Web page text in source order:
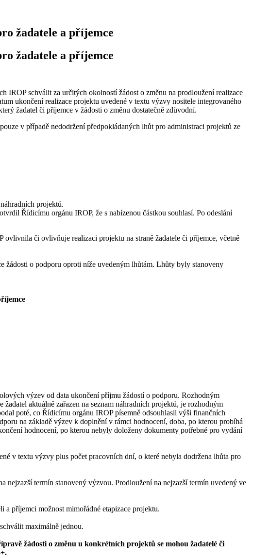
žadatele a příjemce
žadatele a příjemce
IROP schválit za určitých okolností žádost o změnu na prodloužení realizace
ukončení realizace projektu uvedené v textu výzvy nositele integrovaného
žadatel či příjemce v žádosti o změnu dostatečně zdůvodní.
v případě nedodržení předpokládaných lhůt pro administraci projektů ze
projektů.
Řídicímu orgánu IROP, že s nabízenou částkou souhlasí. Po odeslání
či ovlivňuje realizaci projektu na straně žadatele či příjemce, včetně
žádosti o podporu oproti níže uvedeným lhůtám. Lhůty byly stanoveny
výzev od data ukončení příjmu žádostí o podporu. Rozhodným
aktuálně zařazen na seznam náhradních projektů, je rozhodným
poté, co Řídicímu orgánu IROP písemně odsouhlasil výši finančních
na základě výzev k doplnění v rámci hodnocení, doba, po kterou probíhá
hodnocení, po kterou nebyly doloženy dokumenty potřebné pro vydání
v textu výzvy plus počet pracovních dní, o které nebyla dodržena lhůta pro
nejzazší termín stanovený výzvou. Prodloužení na nejzazší termín uvedený ve
příjemci možnost mimořádné etapizace projektu.
maximálně jednou.
žádosti o změnu u konkrétních projektů se mohou žadatelé či